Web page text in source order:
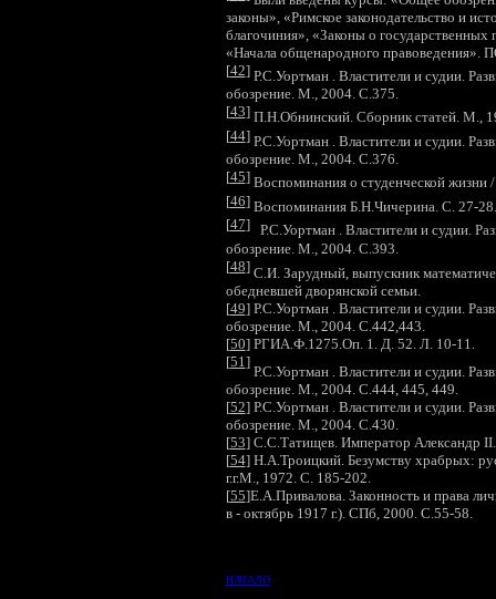
законы», «Римское законодательство и
благочиния», «Законы о
«Начала общенародного правоведения».
[42]Р.С.Уортман . Властители и судии.
обозрение. М., 2004. С.375.
[43]П.Н.Обнинский. Сборник статей. М.,
[44]Р.С.Уортман . Властители и судии.
обозрение. М., 2004. С.376.
[45]Воспоминания о студенческой
[46]Воспоминания Б.Н.Чичерина. С. 27-28.
[47]Р.С.Уортман . Властители и судии.
обозрение. М., 2004. С.393.
[48] С.И. Зарудный, выпускник
обедневшей дворянской семьи.
[49] Р.С.Уортман . Властители и судии.
обозрение. М., 2004. С.442,443.
[50]РГИА.Ф.1275.Оп. 1. Д. 52. Л. 10-11.
[51 ]
Р.С.Уортман . Властители и судии.
обозрение. М., 2004. С.444, 445, 449.
[52] Р.С.Уортман . Властители и судии.
обозрение. М., 2004. С.430.
[53] С.С.Татищев. Император Александр
[54] Н.А.Троицкий. Безумству храбрых:
г.г.М., 1972. С. 185-202.
[55]Е.А.Привалова. Законность и права
в - октябрь 1917 г.). СПб, 2000. С.55-58.
НАЧАЛО